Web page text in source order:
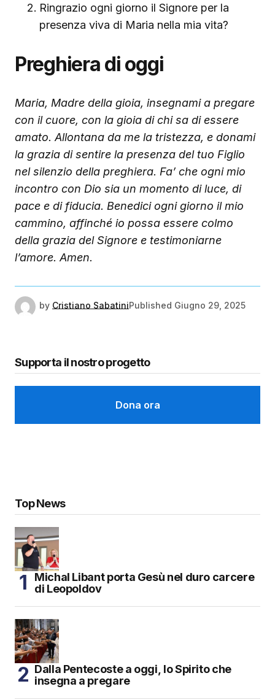
Ringrazio ogni giorno il Signore per la
presenza viva di Maria nella mia vita?
Preghiera di oggi
Maria, Madre della gioia, insegnami a pregare
con il cuore, con la gioia di chi sa di essere
amato. Allontana da me la tristezza, e donami
la grazia di sentire la presenza del tuo Figlio
nel silenzio della preghiera. Fa’ che ogni mio
incontro con Dio sia un momento di luce, di
pace e di fiducia. Benedici ogni giorno il mio
cammino, affinché io possa essere colmo
della grazia del Signore e testimoniarne
l’amore. Amen.
by Cristiano SabatiniPublished Giugno 29, 2025
Supporta il nostro progetto
Dona ora
Top News
Michal Libant porta Gesù nel duro carcere
di Leopoldov
Dalla Pentecoste a oggi, lo Spirito che
insegna a pregare